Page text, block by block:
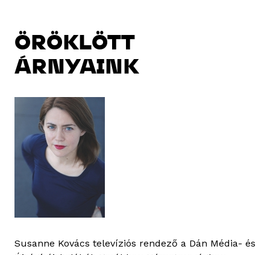
ÖRÖKLÖTT
ÁRNYAINK
Susanne Kovács televíziós rendező a Dán Média- és